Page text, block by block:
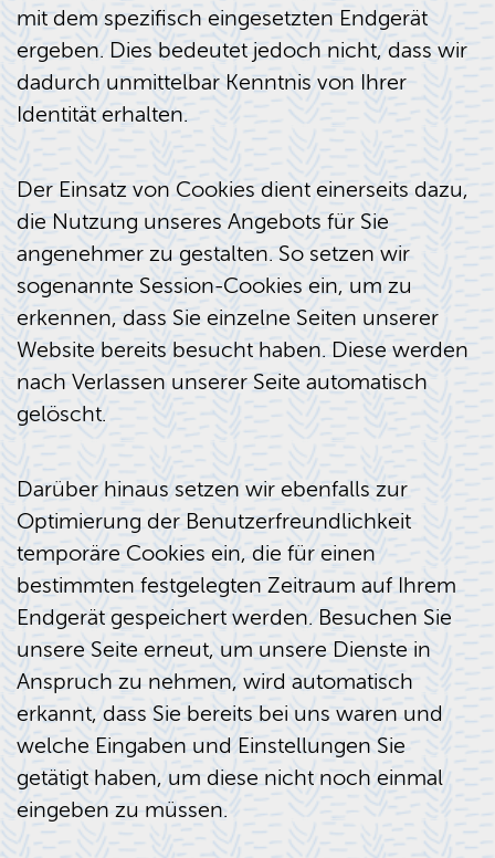
mit dem spezifisch eingesetzten Endgerät
ergeben. Dies bedeutet jedoch nicht, dass wir
dadurch unmittelbar Kenntnis von Ihrer
Identität erhalten.
Der Einsatz von Cookies dient einerseits dazu,
die Nutzung unseres Angebots für Sie
angenehmer zu gestalten. So setzen wir
sogenannte Session-Cookies ein, um zu
erkennen, dass Sie einzelne Seiten unserer
Website bereits besucht haben. Diese werden
nach Verlassen unserer Seite automatisch
gelöscht.
Darüber hinaus setzen wir ebenfalls zur
Optimierung der Benutzerfreundlichkeit
temporäre Cookies ein, die für einen
bestimmten festgelegten Zeitraum auf Ihrem
Endgerät gespeichert werden. Besuchen Sie
unsere Seite erneut, um unsere Dienste in
Anspruch zu nehmen, wird automatisch
erkannt, dass Sie bereits bei uns waren und
welche Eingaben und Einstellungen Sie
getätigt haben, um diese nicht noch einmal
eingeben zu müssen.